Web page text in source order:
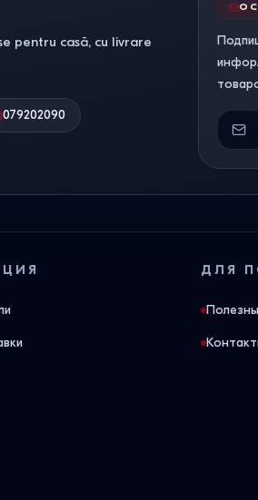
pentru casă, cu livrare
079202090
ДЛЯ